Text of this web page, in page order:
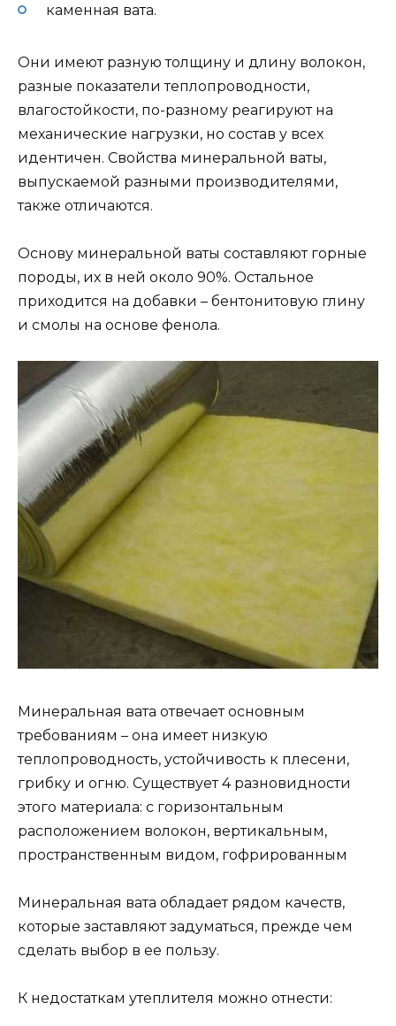
каменная вата.
Они имеют разную толщину и длину волокон,
разные показатели теплопроводности,
влагостойкости, по-разному реагируют на
механические нагрузки, но состав у всех
идентичен. Свойства минеральной ваты,
выпускаемой разными производителями,
также отличаются.
Основу минеральной ваты составляют горные
породы, их в ней около 90%. Остальное
приходится на добавки – бентонитовую глину
и смолы на основе фенола.
Минеральная вата отвечает основным
требованиям – она имеет низкую
теплопроводность, устойчивость к плесени,
грибку и огню. Существует 4 разновидности
этого материала: с горизонтальным
расположением волокон, вертикальным,
пространственным видом, гофрированным
Минеральная вата обладает рядом качеств,
которые заставляют задуматься, прежде чем
сделать выбор в ее пользу.
К недостаткам утеплителя можно отнести: